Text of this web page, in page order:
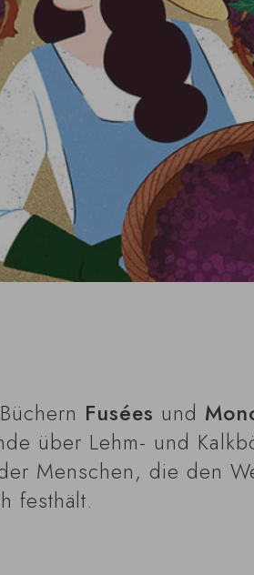
Fusées und
über Lehm- und
Menschen, die den
festhält.